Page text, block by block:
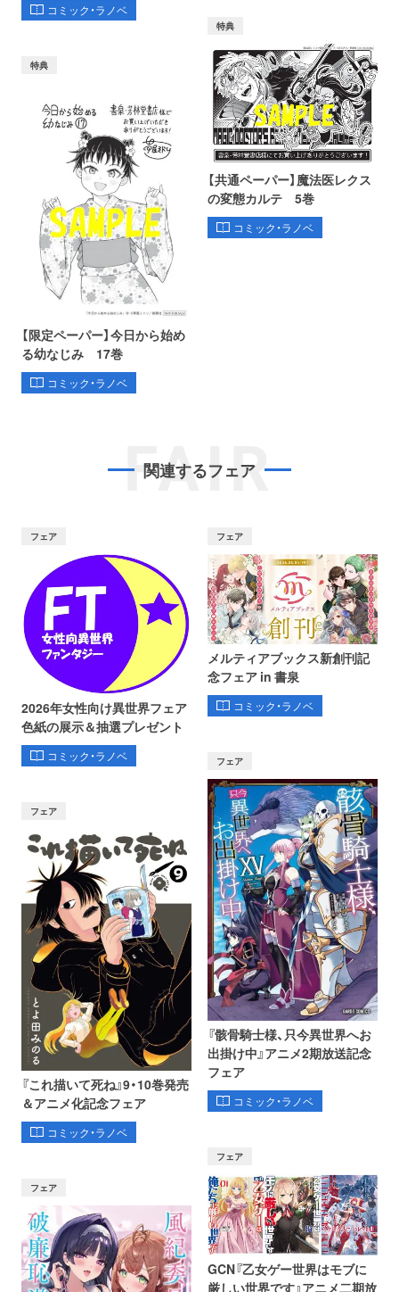
コミック・ラノベ
特典
【限定ペーパー】今日から始め
る幼なじみ 17巻
コミック・ラノベ
特典
【共通ペーパー】魔法医レクス
の変態カルテ 5巻
コミック・ラノベ
FAIR
関連するフェア
フェア
2026年女性向け異世界フェア
色紙の展示＆抽選プレゼント
コミック・ラノベ
フェア
メルティアブックス新創刊記
念フェア in 書泉
コミック・ラノベ
フェア
『これ描いて死ね』9・10巻発売
＆アニメ化記念フェア
コミック・ラノベ
フェア
『骸骨騎士様、只今異世界へお
出掛け中』アニメ2期放送記念
フェア
コミック・ラノベ
フェア
フェア
GCN『乙女ゲー世界はモブに
厳しい世界です』アニメ二期放